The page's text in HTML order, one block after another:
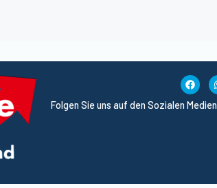
Folgen Sie uns auf den Sozialen Medien